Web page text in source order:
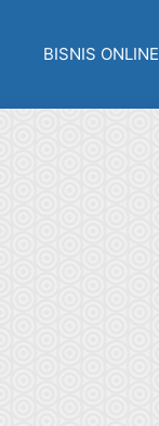
BISNIS ONLINE